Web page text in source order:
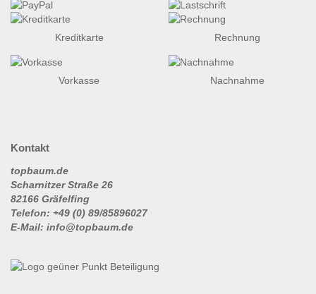
Kreditkarte Rechnung
Vorkasse Nachnahme
Kontakt
topbaum.de
Scharnitzer Straße 26
82166 Gräfelfing
Telefon: +49 (0) 89/85896027
E-Mail: info@topbaum.de